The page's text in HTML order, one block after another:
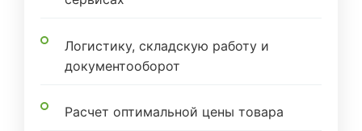
Логистику, складскую работу и
документооборот
Расчет оптимальной цены товара